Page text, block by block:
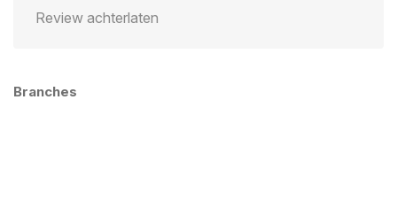
Review achterlaten
Branches